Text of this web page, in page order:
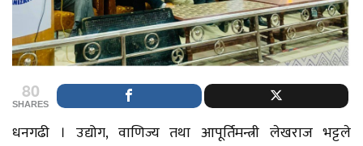
80
SHARES
धनगढी । उद्योग, वाणिज्य तथा आपूर्तिमन्त्री लेखराज भट्टले